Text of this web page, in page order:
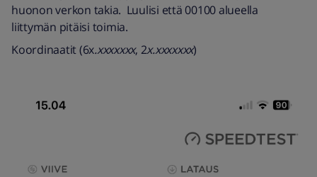
huonon verkon takia. Luulisi että 00100 alueella
liittymän pitäisi toimia.
Koordinaatit (6x.xxxxxxx, 2x.xxxxxxx)